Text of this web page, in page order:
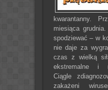
kwarantanny.
miesiąca
spodziewać – w
nie daje za
czas z wielką
ekstremalne i
Ciągle
zakażeni